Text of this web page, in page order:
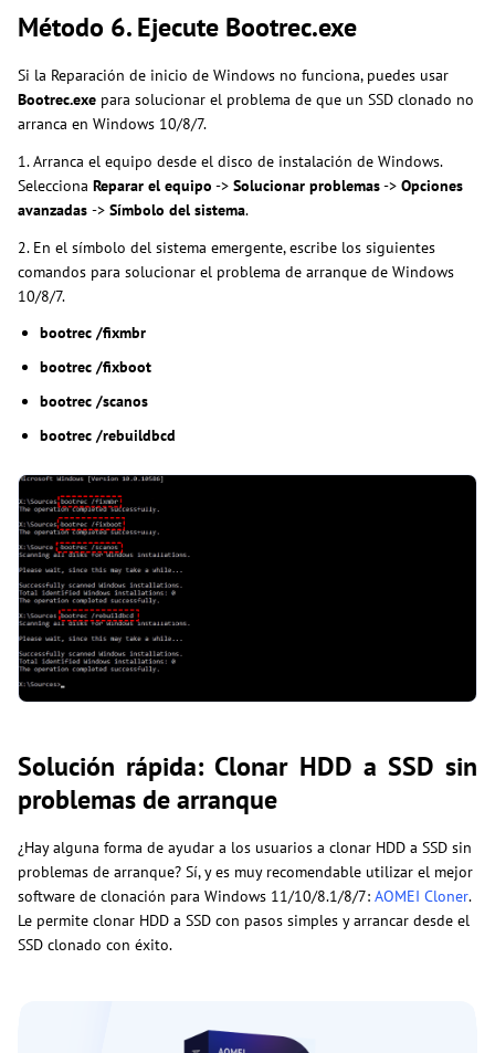
Método 6. Ejecute Bootrec.exe
Si la Reparación de inicio de Windows no funciona, puedes usar
Bootrec.exe para solucionar el problema de que un SSD clonado no
arranca en Windows 10/8/7.
1. Arranca el equipo desde el disco de instalación de Windows.
Selecciona Reparar el equipo -> Solucionar problemas-> Opciones
avanzadas -> Símbolo del sistema.
2. En el símbolo del sistema emergente, escribe los siguientes
comandos para solucionar el problema de arranque de Windows
10/8/7.
bootrec /fixmbr
bootrec /fixboot
bootrec /scanos
bootrec /rebuildbcd
Solución rápida: Clonar HDD a SSD sin
problemas de arranque
¿Hay alguna forma de ayudar a los usuarios a clonar HDD a SSD sin
problemas de arranque? Sí, y es muy recomendable utilizar el mejor
software de clonación para Windows 11/10/8.1/8/7: AOMEI Cloner.
Le permite clonar HDD a SSD con pasos simples y arrancar desde el
SSD clonado con éxito.